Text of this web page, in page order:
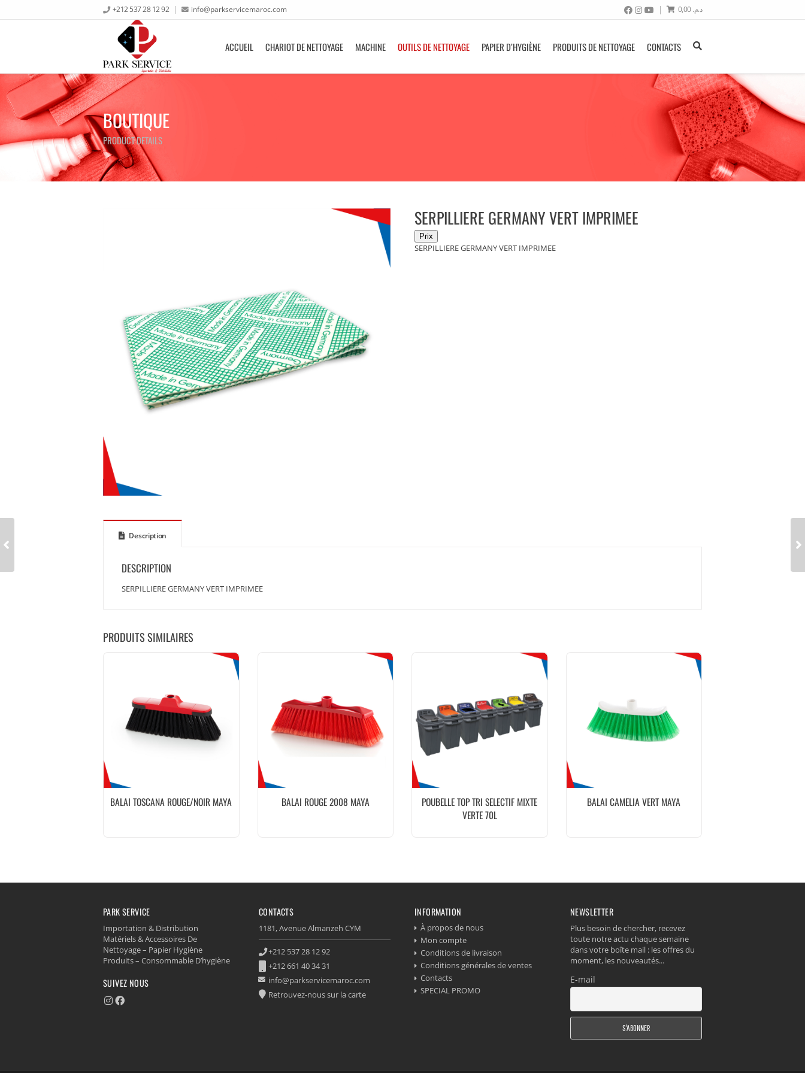
+212 537 28 12 92 info@parkservicemaroc.com د.م.0,00
ACCUEIL CHARIOT DE NETTOYAGE MACHINE OUTILS DE NETTOYAGE PAPIER D’HYGIÈNE PRODUITS DE NETTOYAGE CONTACTS
BOUTIQUE
PRODUCT DETAILS
SERPILLIERE GERMANY VERT IMPRIMEE
SERPILLIERE GERMANY VERT IMPRIMEE
Description
DESCRIPTION
SERPILLIERE GERMANY VERT IMPRIMEE
PRODUITS SIMILAIRES
BALAI TOSCANA ROUGE/NOIR MAYA BALAI ROUGE 2008 MAYA
POUBELLE TOP TRI SELECTIF MIXTE
VERTE 70L
BALAI CAMELIA VERT MAYA
PARK SERVICE
Importation & Distribution
Matériels & Accessoires De
Nettoyage – Papier Hygiène
Produits – Consommable D’hygiène
SUIVEZ NOUS
CONTACTS
1181, Avenue Almanzeh CYM
+212 537 28 12 92
+212 661 40 34 31
info@parkservicemaroc.com
Retrouvez-nous sur la carte
INFORMATION
À propos de nous
Mon compte
Conditions de livraison
Conditions générales de ventes
Contacts
SPECIAL PROMO
NEWSLETTER
Plus besoin de chercher, recevez
toute notre actu chaque semaine
dans votre boîte mail : les offres du
moment, les nouveautés...
E-mail